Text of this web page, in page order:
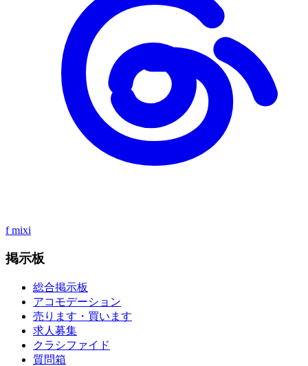
f mixi
掲示板
総合掲示板
アコモデーション
売ります・買います
求人募集
クラシファイド
質問箱